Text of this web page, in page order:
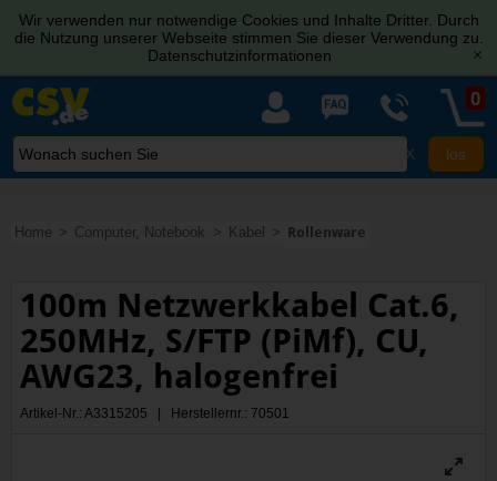
Wir verwenden nur notwendige Cookies und Inhalte Dritter. Durch
die Nutzung unserer Webseite stimmen Sie dieser Verwendung zu.
Datenschutzinformationen
[x]
X
0
Home Computer, Notebook Kabel Rollenware
100m Netzwerkkabel Cat.6,
250MHz, S/FTP (PiMf), CU,
AWG23, halogenfrei
Artikel-Nr.: A3315205 | Herstellernr.: 70501